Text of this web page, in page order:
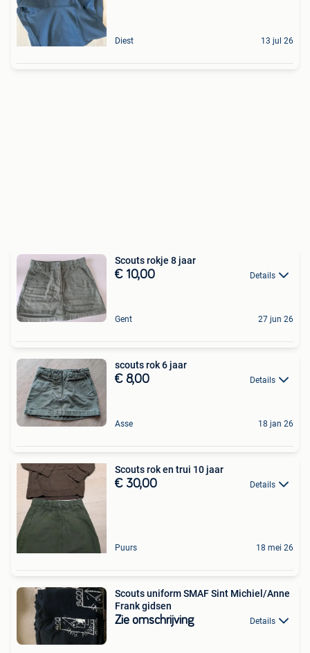
Diest 13 jul 26
Scouts rokje 8 jaar
€ 10,00 Details
Gent 27 jun 26
scouts rok 6 jaar
€ 8,00 Details
Asse 18 jan 26
Scouts rok en trui 10 jaar
€ 30,00 Details
Puurs 18 mei 26
Scouts uniform SMAF Sint Michiel/Anne
Frank gidsen
Zie omschrijving Details